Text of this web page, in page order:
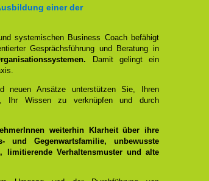
einer der
systemischen Business Coach befähigt
Gesprächsführung und Beratung in
Damit gelingt ein
neuen Ansätze unterstützen Sie, Ihren
Ihr Wissen zu verknüpfen und durch
weiterhin Klarheit über ihre
Gegenwartsfamilie, unbewusste
limitierende Verhaltensmuster und alte